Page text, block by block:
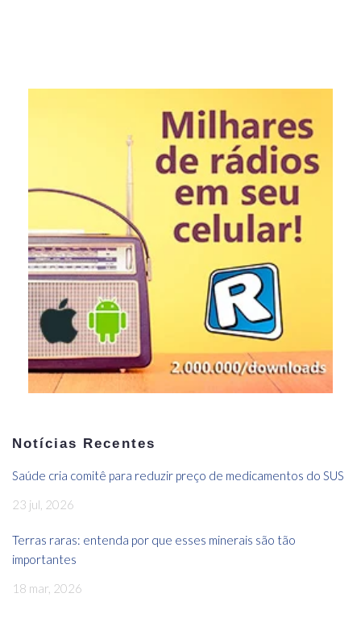
Notícias Recentes
Saúde cria comitê para reduzir preço de medicamentos do SUS
23 jul, 2026
Terras raras: entenda por que esses minerais são tão
importantes
18 mar, 2026